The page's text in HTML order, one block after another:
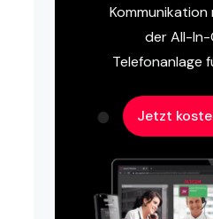
Kommunikation
der All-
Telefonanlage
Jetzt